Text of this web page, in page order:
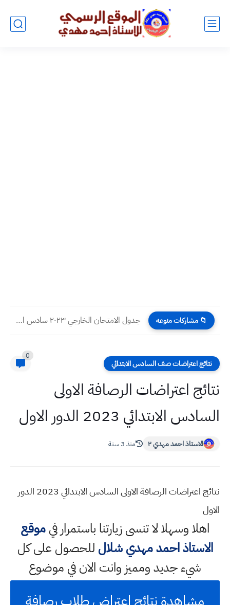
📁 مشاركات منوعه جدول الامتحان الخارجي ٢٠٢٣ سادس ابتدائي التمهيدي
نتائج اعتراضات صف السادس الابتدائي
0
نتائج اعتراضات الرصافة الاولى
السادس الابتدائي 2023 الدور الاول
الاستاذ احمد مهدي ٢ منذ 3 سنة
نتائج اعتراضات الرصافة الاولى السادس الابتدائي 2023 الدور
الاول
اهلا وسهلالا تنسى زيارتنا باستمرار فيموقع
الاستاذ احمد مهدي شلال للحصول على كل
شيء جديد ومميز وانت الان في موضوع
مشاهدة نتائج اعتراض طلاب رصافة